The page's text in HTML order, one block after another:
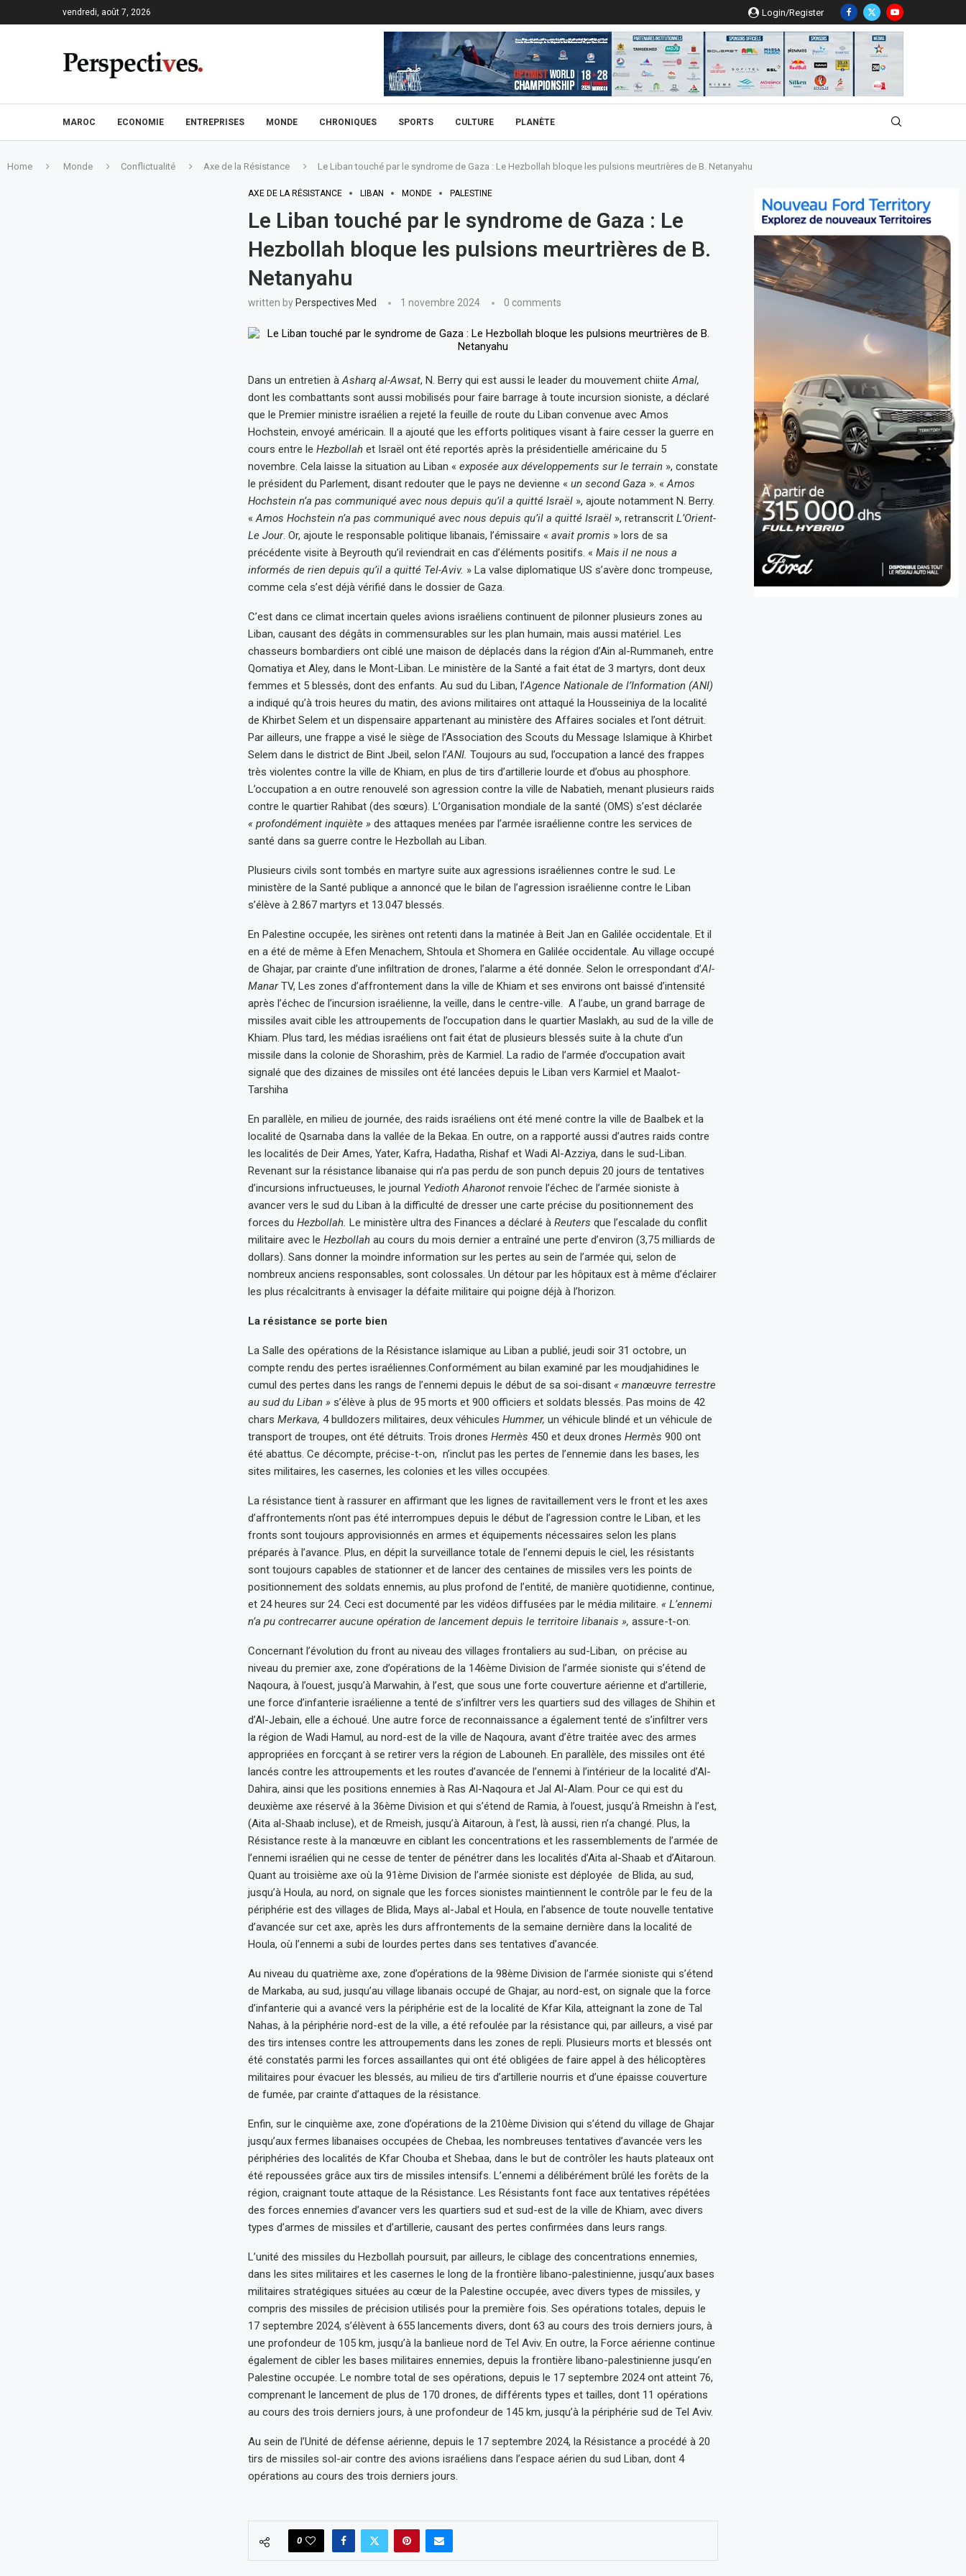
vendredi, août 7, 2026 Login/Register
MAROC ECONOMIE ENTREPRISES MONDE CHRONIQUES SPORTS CULTURE PLANÈTE
Home Monde Conflictualité Axe de la Résistance Le Liban touché par le syndrome de Gaza : Le Hezbollah bloque les pulsions meurtrières de B. Netanyahu
AXE DE LA RÉSISTANCE LIBAN MONDE PALESTINE
Le Liban touché par le syndrome de Gaza : Le
Hezbollah bloque les pulsions meurtrières de B.
Netanyahu
written by Perspectives Med 1 novembre 2024 0 comments
Dans un entretien àAsharq al-Awsat, N. Berry qui est aussi le leader du mouvement chiiteAmal,
dont les combattants sont aussi mobilisés pour faire barrage à toute incursion sioniste, a déclaré
que le Premier ministre israélien a rejeté la feuille de route du Liban convenue avec Amos
Hochstein, envoyé américain. Il a ajouté que les efforts politiques visant à faire cesser la guerre en
cours entre le Hezbollah et Israël ont été reportés après la présidentielle américaine du 5
novembre. Cela laisse la situation au Liban « exposée aux développements sur le terrain», constate
le président du Parlement, disant redouter que le pays ne devienne « un second Gaza ». « Amos
Hochstein n’a pas communiqué avec nous depuis qu’il a quitté Israël », ajoute notamment N. Berry.
«Amos Hochstein n’a pas communiqué avec nous depuis qu’il a quitté Israël », retranscrit L’Orient-
Le Jour. Or, ajoute le responsable politique libanais, l’émissaire « avait promis » lors de sa
précédente visite à Beyrouth qu’il reviendrait en cas d’éléments positifs. « Mais il ne nous a
informés de rien depuis qu’il a quitté Tel-Aviv. » La valse diplomatique US s’avère donc trompeuse,
comme cela s’est déjà vérifié dans le dossier de Gaza.
C’est dans ce climat incertain queles avions israéliens continuent de pilonner plusieurs zones au
Liban, causant des dégâts in commensurables sur les plan humain, mais aussi matériel. Les
chasseurs bombardiers ont ciblé une maison de déplacés dans la région d’Ain al-Rummaneh, entre
Qomatiya et Aley, dans le Mont-Liban. Le ministère de la Santé a fait état de 3 martyrs, dont deux
femmes et 5 blessés, dont des enfants. Au sud du Liban, l’Agence Nationale de l’Information (ANI)
a indiqué qu’à trois heures du matin, des avions militaires ont attaqué la Housseiniya de la localité
de Khirbet Selem et un dispensaire appartenant au ministère des Affaires sociales et l’ont détruit.
Par ailleurs, une frappe a visé le siège de l’Association des Scouts du Message Islamique à Khirbet
Selem dans le district de Bint Jbeil, selon l’ANI. Toujours au sud, l’occupation a lancé des frappes
très violentes contre la ville de Khiam, en plus de tirs d’artillerie lourde et d’obus au phosphore.
L’occupation a en outre renouvelé son agression contre la ville de Nabatieh, menant plusieurs raids
contre le quartier Rahibat (des sœurs). L’Organisation mondiale de la santé (OMS) s’est déclarée
« profondément inquiète » des attaques menées par l’armée israélienne contre les services de
santé dans sa guerre contre le Hezbollah au Liban.
Plusieurs civils sont tombés en martyre suite aux agressions israéliennes contre le sud. Le
ministère de la Santé publique a annoncé que le bilan de l’agression israélienne contre le Liban
s’élève à 2.867 martyrs et 13.047 blessés.
En Palestine occupée, les sirènes ont retenti dans la matinée à Beit Jan en Galilée occidentale. Et il
en a été de même à Efen Menachem, Shtoula et Shomera en Galilée occidentale. Au village occupé
de Ghajar, par crainte d’une infiltration de drones, l’alarme a été donnée. Selon le orrespondant d’Al-
ManarTV, Les zones d’affrontement dans la ville de Khiam et ses environs ont baissé d’intensité
après l’échec de l’incursion israélienne, la veille, dans le centre-ville. A l’aube, un grand barrage de
missiles avait cible les attroupements de l’occupation dans le quartier Maslakh, au sud de la ville de
Khiam. Plus tard, les médias israéliens ont fait état de plusieurs blessés suite à la chute d’un
missile dans la colonie de Shorashim, près de Karmiel. La radio de l’armée d’occupation avait
signalé que des dizaines de missiles ont été lancées depuis le Liban vers Karmiel et Maalot-
Tarshiha
En parallèle, en milieu de journée, des raids israéliens ont été mené contre la ville de Baalbek et la
localité de Qsarnaba dans la vallée de la Bekaa. En outre, on a rapporté aussi d’autres raids contre
les localités de Deir Ames, Yater, Kafra, Hadatha, Rishaf et Wadi Al-Azziya, dans le sud-Liban.
Revenant sur la résistance libanaise qui n’a pas perdu de son punch depuis 20 jours de tentatives
d’incursions infructueuses, le journal Yedioth Aharonotrenvoie l’échec de l’armée sioniste à
avancer vers le sud du Liban à la difficulté de dresser une carte précise du positionnement des
forces du Hezbollah. Le ministère ultra des Finances a déclaré à Reuters que l’escalade du conflit
militaire avec le Hezbollah au cours du mois dernier a entraîné une perte d’environ (3,75 milliards de
dollars). Sans donner la moindre information sur les pertes au sein de l’armée qui, selon de
nombreux anciens responsables, sont colossales. Un détour par les hôpitaux est à même d’éclairer
les plus récalcitrants à envisager la défaite militaire qui poigne déjà à l’horizon.
La résistance se porte bien
La Salle des opérations de la Résistance islamique au Liban a publié, jeudi soir 31 octobre, un
compte rendu des pertes israéliennes.Conformément au bilan examiné par les moudjahidines le
cumul des pertes dans les rangs de l’ennemi depuis le début de sa soi-disant « manœuvre terrestre
au sud du Liban » s’élève à plus de 95 morts et 900 officiers et soldats blessés. Pas moins de 42
chars Merkava, 4 bulldozers militaires, deux véhicules Hummer, un véhicule blindé et un véhicule de
transport de troupes, ont été détruits. Trois drones Hermès 450 et deux drones Hermès 900 ont
été abattus. Ce décompte, précise-t-on, n’inclut pas les pertes de l’ennemie dans les bases, les
sites militaires, les casernes, les colonies et les villes occupées.
La résistance tient à rassurer en affirmant que les lignes de ravitaillement vers le front et les axes
d’affrontements n’ont pas été interrompues depuis le début de l’agression contre le Liban, et les
fronts sont toujours approvisionnés en armes et équipements nécessaires selon les plans
préparés à l’avance. Plus, en dépit la surveillance totale de l’ennemi depuis le ciel, les résistants
sont toujours capables de stationner et de lancer des centaines de missiles vers les points de
positionnement des soldats ennemis, au plus profond de l’entité, de manière quotidienne, continue,
et 24 heures sur 24. Ceci est documenté par les vidéos diffusées par le média militaire. « L’ennemi
n’a pu contrecarrer aucune opération de lancement depuis le territoire libanais », assure-t-on.
Concernant l’évolution du front au niveau des villages frontaliers au sud-Liban, on précise au
niveau du premier axe, zone d’opérations de la 146ème Division de l’armée sioniste qui s’étend de
Naqoura, à l’ouest, jusqu’à Marwahin, à l’est, que sous une forte couverture aérienne et d’artillerie,
une force d’infanterie israélienne a tenté de s’infiltrer vers les quartiers sud des villages de Shihin et
d’Al-Jebain, elle a échoué. Une autre force de reconnaissance a également tenté de s’infiltrer vers
la région de Wadi Hamul, au nord-est de la ville de Naqoura, avant d’être traitée avec des armes
appropriées en forcçant à se retirer vers la région de Labouneh. En parallèle, des missiles ont été
lancés contre les attroupements et les routes d’avancée de l’ennemi à l’intérieur de la localité d’Al-
Dahira, ainsi que les positions ennemies à Ras Al-Naqoura et Jal Al-Alam. Pour ce qui est du
deuxième axe réservé à la 36ème Division et qui s’étend de Ramia, à l’ouest, jusqu’à Rmeishn à l’est,
(Aita al-Shaab incluse), et de Rmeish, jusqu’à Aitaroun, à l’est, là aussi, rien n’a changé. Plus, la
Résistance reste à la manœuvre en ciblant les concentrations et les rassemblements de l’armée de
l’ennemi israélien qui ne cesse de tenter de pénétrer dans les localités d’Aita al-Shaab et d’Aitaroun.
Quant au troisième axe où la 91ème Division de l’armée sioniste est déployée de Blida, au sud,
jusqu’à Houla, au nord, on signale que les forces sionistes maintiennent le contrôle par le feu de la
périphérie est des villages de Blida, Mays al-Jabal et Houla, en l’absence de toute nouvelle tentative
d’avancée sur cet axe, après les durs affrontements de la semaine dernière dans la localité de
Houla, où l’ennemi a subi de lourdes pertes dans ses tentatives d’avancée.
Au niveau du quatrième axe, zone d’opérations de la 98ème Division de l’armée sioniste qui s’étend
de Markaba, au sud, jusqu’au village libanais occupé de Ghajar, au nord-est, on signale que la force
d’infanterie qui a avancé vers la périphérie est de la localité de Kfar Kila, atteignant la zone de Tal
Nahas, à la périphérie nord-est de la ville, a été refoulée par la résistance qui, par ailleurs, a visé par
des tirs intenses contre les attroupements dans les zones de repli. Plusieurs morts et blessés ont
été constatés parmi les forces assaillantes qui ont été obligées de faire appel à des hélicoptères
militaires pour évacuer les blessés, au milieu de tirs d’artillerie nourris et d’une épaisse couverture
de fumée, par crainte d’attaques de la résistance.
Enfin, sur le cinquième axe, zone d’opérations de la 210ème Division qui s’étend du village de Ghajar
jusqu’aux fermes libanaises occupées de Chebaa, les nombreuses tentatives d’avancée vers les
périphéries des localités de Kfar Chouba et Shebaa, dans le but de contrôler les hauts plateaux ont
été repoussées grâce aux tirs de missiles intensifs. L’ennemi a délibérément brûlé les forêts de la
région, craignant toute attaque de la Résistance. Les Résistants font face aux tentatives répétées
des forces ennemies d’avancer vers les quartiers sud et sud-est de la ville de Khiam, avec divers
types d’armes de missiles et d’artillerie, causant des pertes confirmées dans leurs rangs.
L’unité des missiles du Hezbollah poursuit, par ailleurs, le ciblage des concentrations ennemies,
dans les sites militaires et les casernes le long de la frontière libano-palestinienne, jusqu’aux bases
militaires stratégiques situées au cœur de la Palestine occupée, avec divers types de missiles, y
compris des missiles de précision utilisés pour la première fois. Ses opérations totales, depuis le
17 septembre 2024, s’élèvent à 655 lancements divers, dont 63 au cours des trois derniers jours, à
une profondeur de 105 km, jusqu’à la banlieue nord de Tel Aviv. En outre, la Force aérienne continue
également de cibler les bases militaires ennemies, depuis la frontière libano-palestinienne jusqu’en
Palestine occupée. Le nombre total de ses opérations, depuis le 17 septembre 2024 ont atteint 76,
comprenant le lancement de plus de 170 drones, de différents types et tailles, dont 11 opérations
au cours des trois derniers jours, à une profondeur de 145 km, jusqu’à la périphérie sud de Tel Aviv.
Au sein de l’Unité de défense aérienne, depuis le 17 septembre 2024, la Résistance a procédé à 20
tirs de missiles sol-air contre des avions israéliens dans l’espace aérien du sud Liban, dont 4
opérations au cours des trois derniers jours.
0